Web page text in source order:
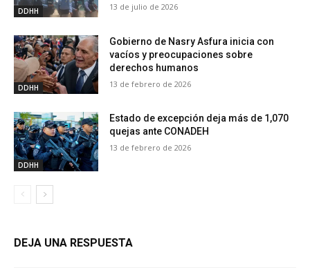
DDHH 13 de julio de 2026
DDHH
Gobierno de Nasry Asfura inicia con
vacíos y preocupaciones sobre
derechos humanos
13 de febrero de 2026
DDHH
Estado de excepción deja más de 1,070
quejas ante CONADEH
13 de febrero de 2026
DEJA UNA RESPUESTA